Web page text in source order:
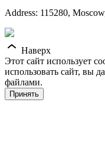
Address: 115280,
Наверх
Этот сайт использует
использовать сайт, вы
файлами.
Принять